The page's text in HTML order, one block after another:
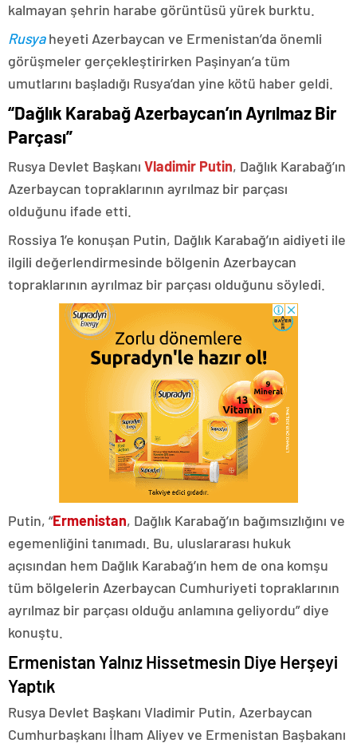
kalmayan şehrin harabe görüntüsü yürek burktu.
Rusyaheyeti Azerbaycan ve Ermenistan’da önemli
görüşmeler gerçekleştirirken Paşinyan’a tüm
umutlarını başladığı Rusya’dan yine kötü haber geldi.
“Dağlık Karabağ Azerbaycan’ın Ayrılmaz Bir
Parçası”
Rusya Devlet Başkanı Vladimir Putin, Dağlık Karabağ’ın
Azerbaycan topraklarının ayrılmaz bir parçası
olduğunu ifade etti.
Rossiya 1’e konuşan Putin, Dağlık Karabağ’ın aidiyeti ile
ilgili değerlendirmesinde bölgenin Azerbaycan
topraklarının ayrılmaz bir parçası olduğunu söyledi.
Putin, “Ermenistan, Dağlık Karabağ’ın bağımsızlığını ve
egemenliğini tanımadı. Bu, uluslararası hukuk
açısından hem Dağlık Karabağ’ın hem de ona komşu
tüm bölgelerin Azerbaycan Cumhuriyeti topraklarının
ayrılmaz bir parçası olduğu anlamına geliyordu” diye
konuştu.
Ermenistan Yalnız Hissetmesin Diye Herşeyi
Yaptık
Rusya Devlet Başkanı Vladimir Putin, Azerbaycan
Cumhurbaşkanı İlham Aliyev ve Ermenistan Başbakanı